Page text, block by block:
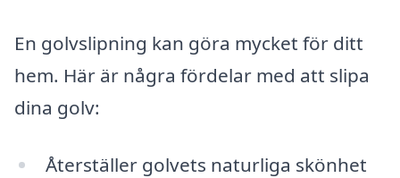
En golvslipning kan göra mycket för ditt
hem. Här är några fördelar med att slipa
dina golv:
Återställer golvets naturliga skönhet